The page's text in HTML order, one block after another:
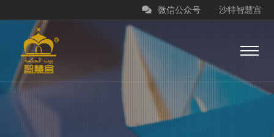
沙特智慧宫
微信公众号